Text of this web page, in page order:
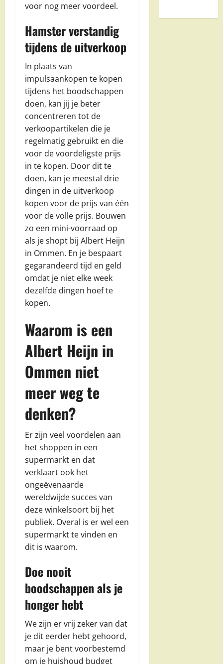
voor nog meer voordeel.
Hamster verstandig
tijdens de uitverkoop
In plaats van
impulsaankopen te kopen
tijdens het boodschappen
doen, kan jij je beter
concentreren tot de
verkoopartikelen die je
regelmatig gebruikt en die
voor de voordeligste prijs
in te kopen. Door dit te
doen, kan je meestal drie
dingen in de uitverkoop
kopen voor de prijs van één
voor de volle prijs. Bouwen
zo een mini-voorraad op
als je shopt bij Albert Heijn
in Ommen. En je bespaart
gegarandeerd tijd en geld
omdat je niet elke week
dezelfde dingen hoef te
kopen.
Waarom is een
Albert Heijn in
Ommen niet
meer weg te
denken?
Er zijn veel voordelen aan
het shoppen in een
supermarkt en dat
verklaart ook het
ongeëvenaarde
wereldwijde succes van
deze winkelsoort bij het
publiek. Overal is er wel een
supermarkt te vinden en
dit is waarom.
Doe nooit
boodschappen als je
honger hebt
We zijn er vrij zeker van dat
je dit eerder hebt gehoord,
maar je bent voorbestemd
om je huishoud budget